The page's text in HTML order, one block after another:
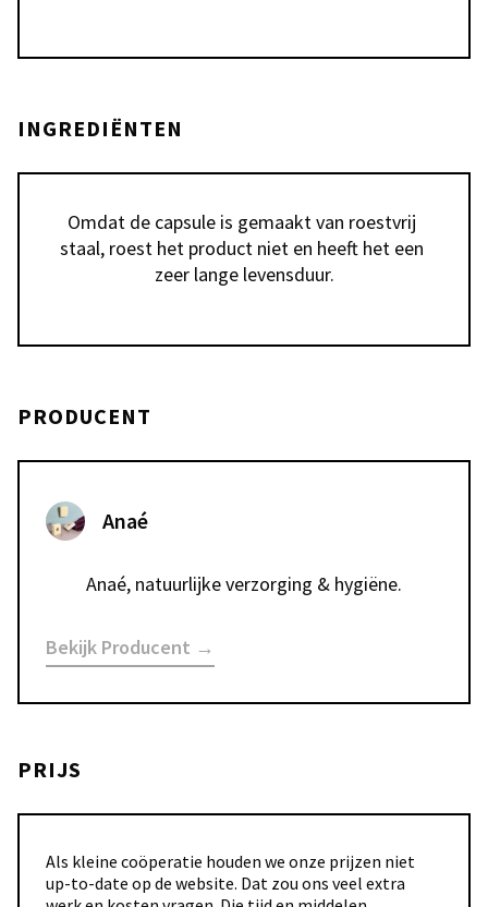
INGREDIËNTEN
Omdat de capsule is gemaakt van roestvrij
staal, roest het product niet en heeft het een
zeer lange levensduur.
PRODUCENT
Anaé
Anaé, natuurlijke verzorging & hygiëne.
Bekijk Producent →
PRIJS
Als kleine coöperatie houden we onze prijzen niet
up-to-date op de website. Dat zou ons veel extra